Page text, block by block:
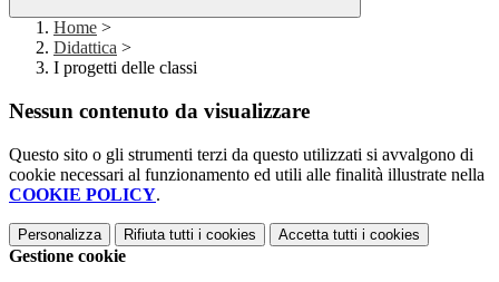
Home >
Didattica >
I progetti delle classi
Nessun contenuto da visualizzare
Questo sito o gli strumenti terzi da questo utilizzati si avvalgono di
cookie necessari al funzionamento ed utili alle finalità illustrate nella
COOKIE POLICY.
Personalizza Rifiuta tutti i cookies Accetta tutti i cookies
Gestione cookie